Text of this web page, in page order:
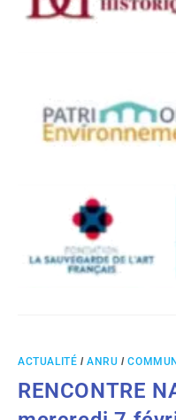
ACTUALITÉ /ANRU /
RENCONTRE